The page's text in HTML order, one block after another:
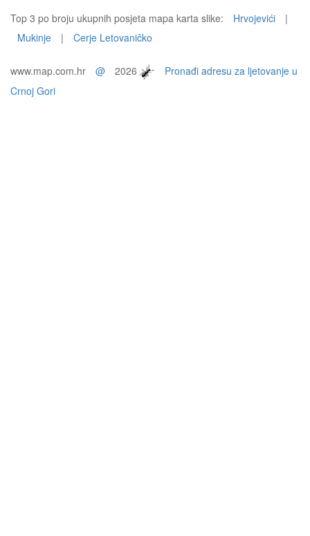
Top 3 po broju ukupnih posjeta mapa karta slike: Hrvojevići
|
Mukinje
| Cerje Letovaničko
www.map.com.hr @ 2026
Pronađi adresu za ljetovanje u
Crnoj Gori